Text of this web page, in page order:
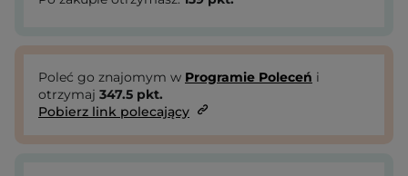
Poleć go znajomym w Programie Poleceń i
otrzymaj 347.5 pkt.
Pobierz link polecający